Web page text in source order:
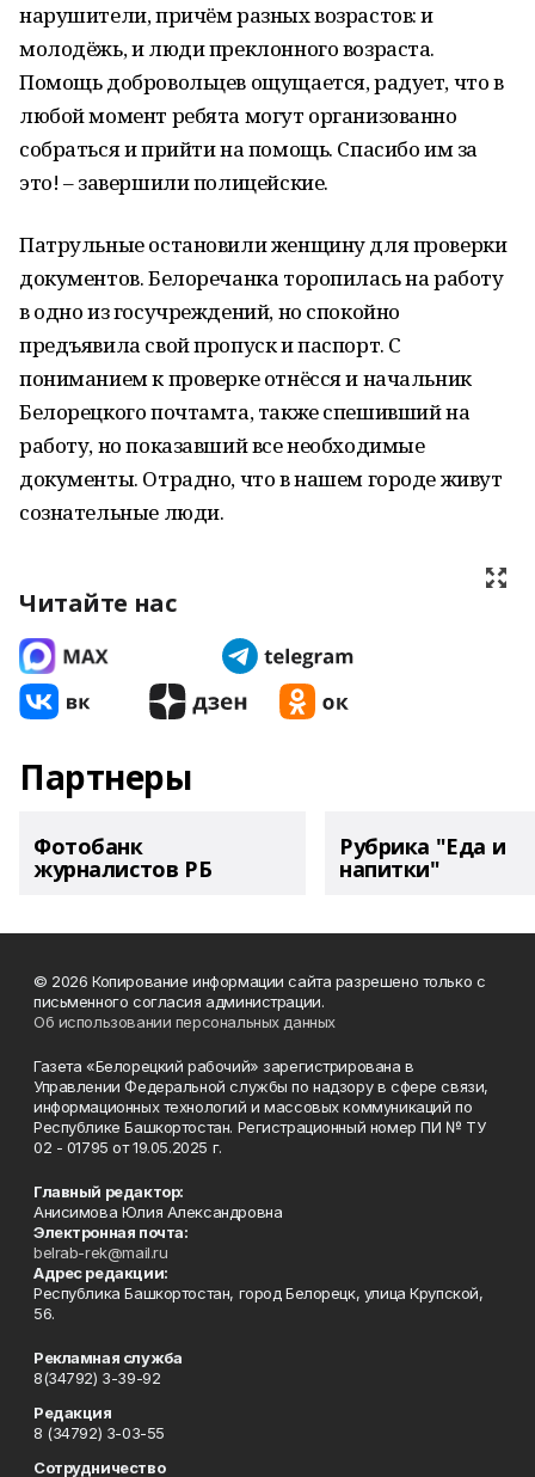
нарушители, причём разных возрастов: и
молодёжь, и люди преклонного возраста.
Помощь добровольцев ощущается, радует, что в
любой момент ребята могут организованно
собраться и прийти на помощь. Спасибо им за
это! – завершили полицейские.
Патрульные остановили женщину для проверки
документов. Белоречанка торопилась на работу
в одно из госучреждений, но спокойно
предъявила свой пропуск и паспорт. С
пониманием к проверке отнёсся и начальник
Белорецкого почтамта, также спешивший на
работу, но показавший все необходимые
документы. Отрадно, что в нашем городе живут
сознательные люди.
Читайте нас
Партнеры
Фотобанк
журналистов РБ
Рубрика "Еда и
напитки"
© 2026 Копирование информации сайта разрешено только с
письменного согласия администрации.
Об использовании персональных данных
Газета «Белорецкий рабочий» зарегистрирована в
Управлении Федеральной службы по надзору в сфере связи,
информационных технологий и массовых коммуникаций по
Республике Башкортостан. Регистрационный номер ПИ № ТУ
02 - 01795 от 19.05.2025 г.
Главный редактор:
Анисимова Юлия Александровна
Электронная почта:
belrab-rek@mail.ru
Адрес редакции:
Республика Башкортостан, город Белорецк, улица Крупской,
56.
Рекламная служба
8(34792) 3-39-92
Редакция
8 (34792) 3-03-55
Сотрудничество